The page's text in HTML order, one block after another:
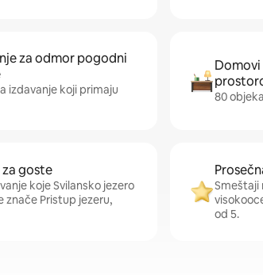
za odmor pogodni
izdavanje koji primaju
Domovi
80
goste
koje Svilansko jezero
znače Pristup jezeru,
Smeštaji
od 5.